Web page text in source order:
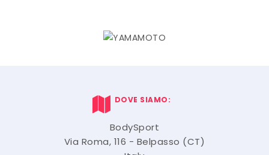
DOVE SIAMO:
BodySport
Via Roma, 116 - Belpasso (CT)